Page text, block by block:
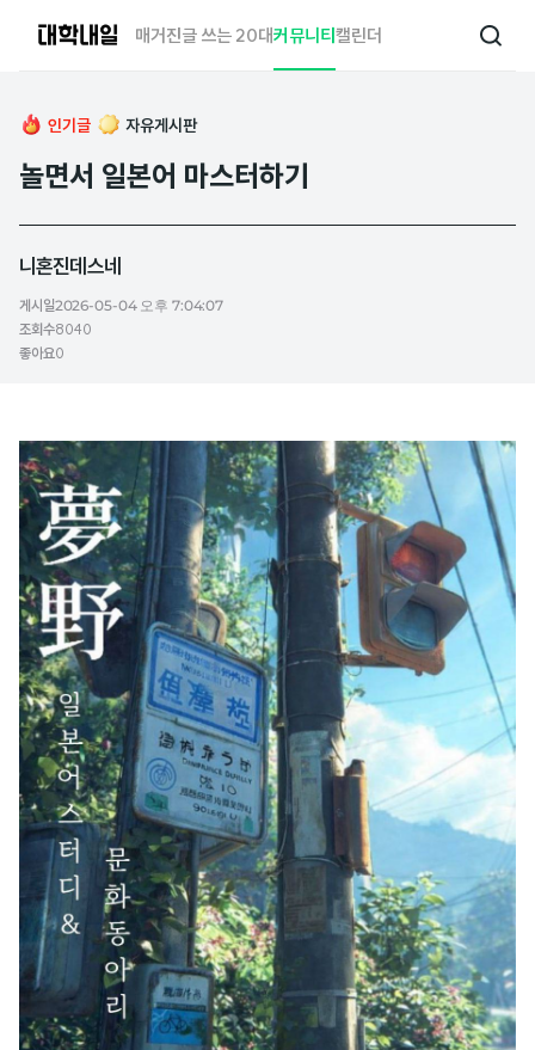
매거진글 쓰는 20대커뮤니티캘린더
검
인기글 자유게시판
놀면서 일본어 마스터하기
니혼진데스네
게시일2026-05-04 오후 7:04:07
조회수8040
좋아요0